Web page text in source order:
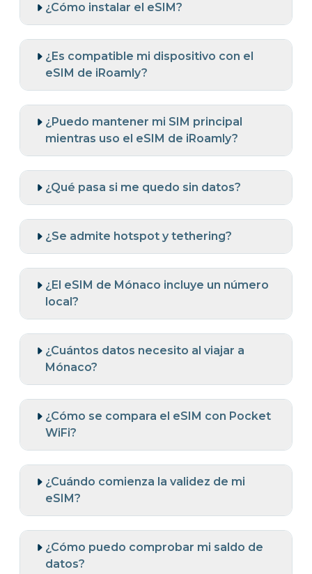
¿Cómo instalar el eSIM?
¿Es compatible mi dispositivo con el
eSIM de iRoamly?
¿Puedo mantener mi SIM principal
mientras uso el eSIM de iRoamly?
¿Qué pasa si me quedo sin datos?
¿Se admite hotspot y tethering?
¿El eSIM de Mónaco incluye un número
local?
¿Cuántos datos necesito al viajar a
Mónaco?
¿Cómo se compara el eSIM con Pocket
WiFi?
¿Cuándo comienza la validez de mi
eSIM?
¿Cómo puedo comprobar mi saldo de
datos?